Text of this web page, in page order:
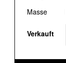
Masse
Verkauft